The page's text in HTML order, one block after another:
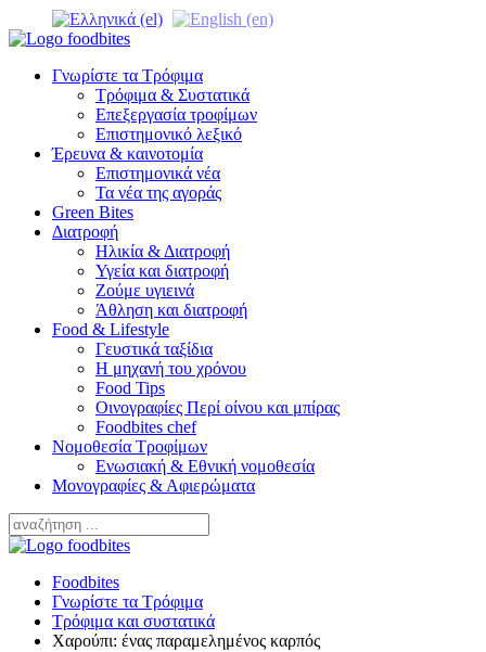
Γνωρίστε τα Τρόφιμα
Τρόφιμα & Συστατικά
Επεξεργασία τροφίμων
Επιστημονικό λεξικό
Έρευνα & καινοτομία
Επιστημονικά νέα
Τα νέα της αγοράς
Green Bites
Διατροφή
Ηλικία & Διατροφή
Υγεία και διατροφή
Ζούμε υγιεινά
Άθληση και διατροφή
Food & Lifestyle
Γευστικά ταξίδια
Η μηχανή του χρόνου
Food Tips
Οινογραφίες Περί οίνου και μπίρας
Foodbites chef
Νομοθεσία Τροφίμων
Ενωσιακή & Εθνική νομοθεσία
Μονογραφίες & Αφιερώματα
Foodbites
Γνωρίστε τα Τρόφιμα
Τρόφιμα και συστατικά
Χαρούπι: ένας παραμελημένος καρπός